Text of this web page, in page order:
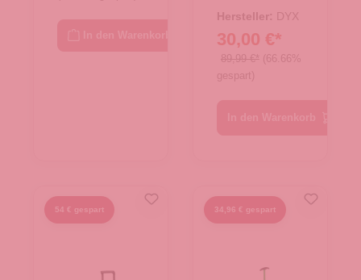
Cabin Size
blau
Hersteller: DYX
30,00 €*
89,99 €* (66.66%
gespart)
54 € gespart 34,96 € gespart